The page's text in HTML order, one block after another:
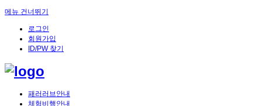
메뉴 건너뛰기
로그인
회원가입
ID/PW 찾기
패러러브안내
체험비행안내